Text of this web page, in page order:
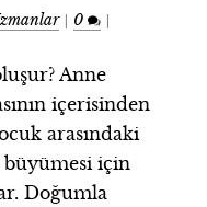
| 0 |
Anne
içerisinden
arasındaki
büyümesi için
Doğumla